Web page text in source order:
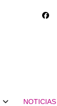
NOTICIAS